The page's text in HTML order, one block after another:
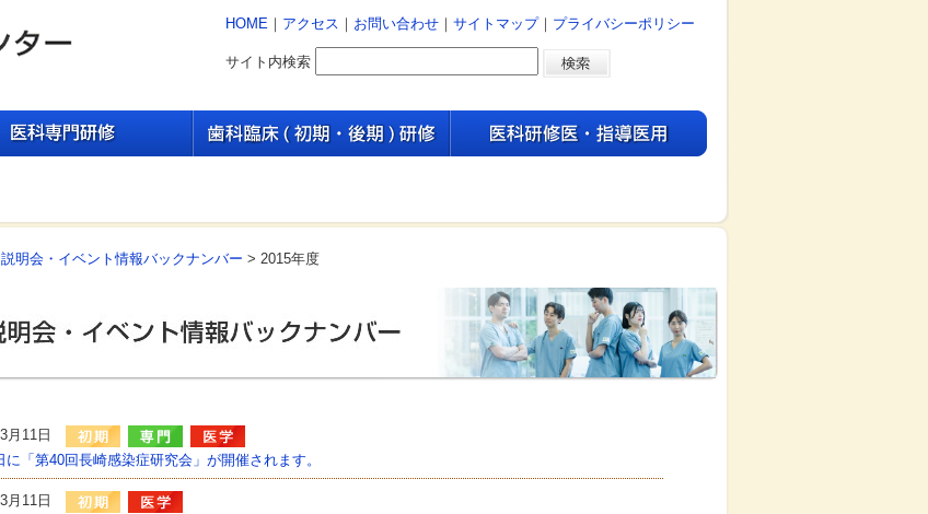
HOME ｜ アクセス ｜ お問い合わせ ｜ サイトマップ｜ プライバシーポリシー
サイト内検索
説明会・イベント情報バックナンバー > 2015年度
月11日
に「第40回長崎感染症研究会」が開催されます。
月11日